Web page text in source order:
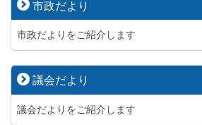
市政だより
市政だよりをご紹介します
議会だより
議会だよりをご紹介します